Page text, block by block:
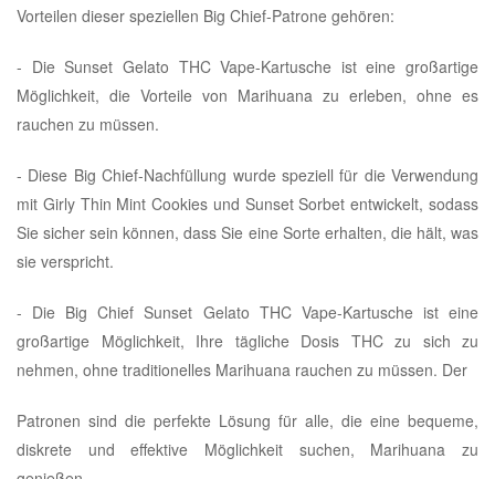
Vorteilen dieser speziellen Big Chief-Patrone gehören:
- Die Sunset Gelato THC Vape-Kartusche ist eine großartige
Möglichkeit, die Vorteile von Marihuana zu erleben, ohne es
rauchen zu müssen.
- Diese Big Chief-Nachfüllung wurde speziell für die Verwendung
mit Girly Thin Mint Cookies und Sunset Sorbet entwickelt, sodass
Sie sicher sein können, dass Sie eine Sorte erhalten, die hält, was
sie verspricht.
- Die Big Chief Sunset Gelato THC Vape-Kartusche ist eine
großartige Möglichkeit, Ihre tägliche Dosis THC zu sich zu
nehmen, ohne traditionelles Marihuana rauchen zu müssen. Der
Patronen sind die perfekte Lösung für alle, die eine bequeme,
diskrete und effektive Möglichkeit suchen, Marihuana zu